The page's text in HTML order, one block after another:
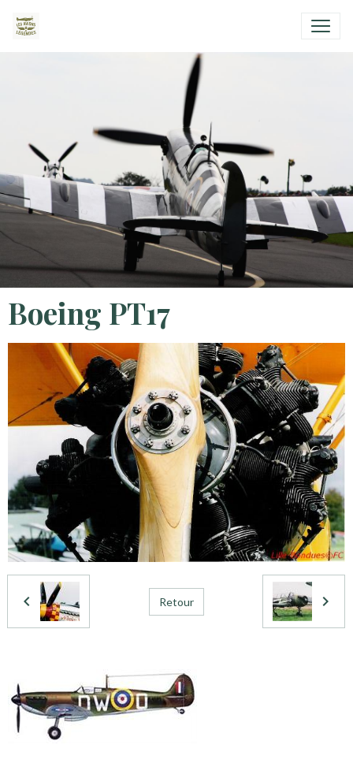
Boeing PT17
Retour